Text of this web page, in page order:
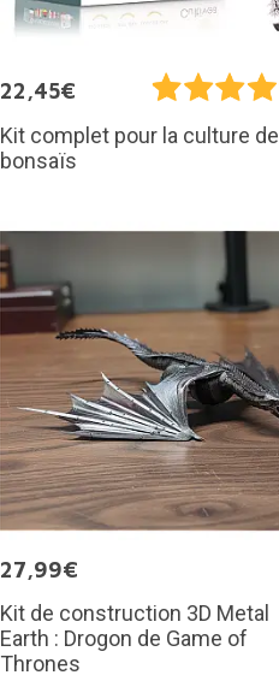
22,45€
Kit complet pour la culture de
bonsaïs
27,99€
Kit de construction 3D Metal
Earth : Drogon de Game of
Thrones